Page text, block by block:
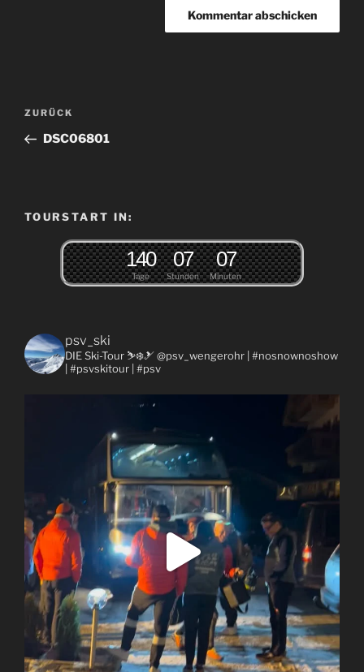
Beitragsnavigation
Vorheriger
Beitrag
ZURÜCK
DSC06801
TOURSTART IN:
Tage
140
Stunden
07
Minuten
07
psv_ski
DIE Ski-Tour ⛷❄️🎿 @psv_wengerohr | #nosnownoshow
| #psvskitour | #psv